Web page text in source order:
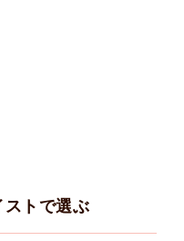
ストで選ぶ